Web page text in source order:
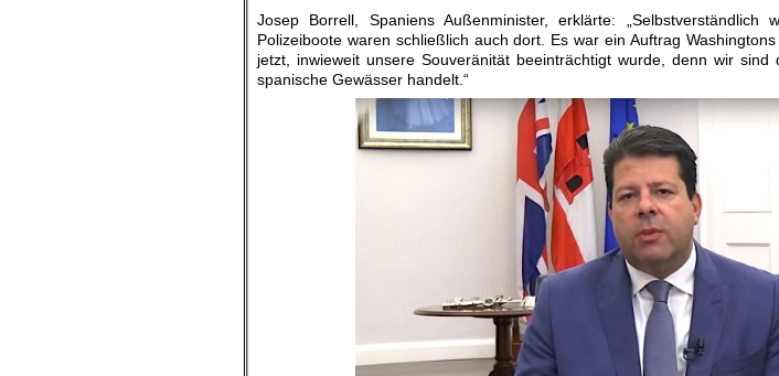
Josep Borrell, Spaniens Außenminister, erklärte: „Selbstverständlich
Polizeiboote waren schließlich auch dort. Es war ein Auftrag
jetzt, inwieweit unsere Souveränität beeinträchtigt wurde, denn wir
spanische Gewässer handelt.“